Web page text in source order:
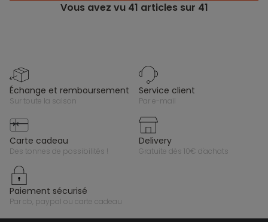
Vous avez vu 41 articles sur 41
échange et remboursement
sur toute la saison
service client
par e-mail
carte cadeau
des tonnes de possibilités !
delivery
gratuite dès 10€ d'achats
paiement sécurisé
par cb, paypal ou carte cadeau